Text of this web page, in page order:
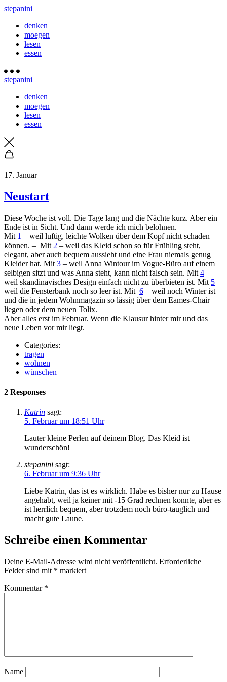
stepanini
denken
moegen
lesen
essen
stepanini
denken
moegen
lesen
essen
17. Januar
Neustart
Diese Woche ist voll. Die Tage lang und die Nächte kurz. Aber ein
Ende ist in Sicht. Und dann werde ich mich belohnen.
Mit 1 – weil luftig, leichte Wolken über dem Kopf nicht schaden
können. – Mit 2 – weil das Kleid schon so für Frühling steht,
elegant, aber auch bequem aussieht und eine Frau niemals genug
Kleider hat. Mit 3 – weil Anna Wintour im Vogue-Büro auf einem
selbigen sitzt und was Anna steht, kann nicht falsch sein. Mit 4 –
weil skandinavisches Design einfach nicht zu überbieten ist. Mit 5 –
weil die Fensterbank noch so leer ist. Mit 6 – weil noch Winter ist
und die in jedem Wohnmagazin so lässig über dem Eames-Chair
liegen oder dem neuen Tolix.
Aber alles erst im Februar. Wenn die Klausur hinter mir und das
neue Leben vor mir liegt.
Categories:
tragen
wohnen
wünschen
2 Responses
Katrin sagt:
5. Februar um 18:51 Uhr
Lauter kleine Perlen auf deinem Blog. Das Kleid ist
wunderschön!
stepanini sagt:
6. Februar um 9:36 Uhr
Liebe Katrin, das ist es wirklich. Habe es bisher nur zu Hause
angehabt, weil ja keiner mit -15 Grad rechnen konnte, aber es
ist herrlich bequem, aber trotzdem noch büro-tauglich und
macht gute Laune.
Schreibe einen Kommentar
Deine E-Mail-Adresse wird nicht veröffentlicht. Erforderliche
Felder sind mit * markiert
Kommentar *
Name